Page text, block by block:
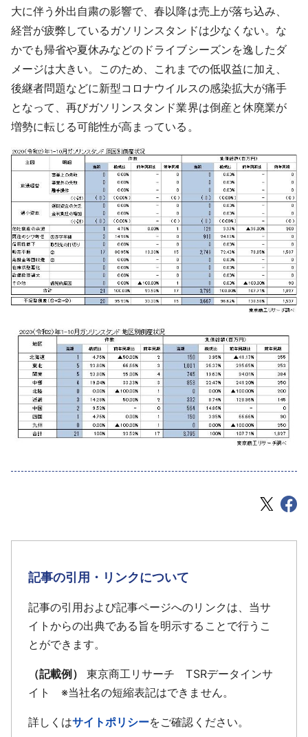
大に伴う外出自粛の影響で、春以降は売上が落ち込み、
経営が疲弊しているガソリンスタンドは少なくない。な
かでも帰省や夏休みなどのドライブシーズンを逸したダ
メージは大きい。このため、これまでの低収益に加え、
後継者問題などに新型コロナウイルスの感染拡大が痛手
となって、再びガソリンスタンド業界は倒産と休廃業が
増勢に転じる可能性が高まっている。
記事の引用・リンクについて
記事の引用および記事ページへのリンクは、当サ
イトからの出典である旨を明示することで行うこ
とができます。
（記載例）
東京商工リサーチ TSRデータインサ
イト ※当社名の短縮表記はできません。
詳しくはサイトポリシーをご確認ください。